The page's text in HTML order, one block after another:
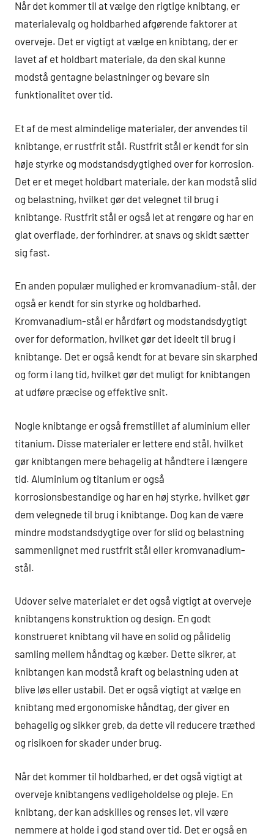
Når det kommer til at vælge den rigtige knibtang, er
materialevalg og holdbarhed afgørende faktorer at
overveje. Det er vigtigt at vælge en knibtang, der er
lavet af et holdbart materiale, da den skal kunne
modstå gentagne belastninger og bevare sin
funktionalitet over tid.
Et af de mest almindelige materialer, der anvendes til
knibtange, er rustfrit stål. Rustfrit stål er kendt for sin
høje styrke og modstandsdygtighed over for korrosion.
Det er et meget holdbart materiale, der kan modstå slid
og belastning, hvilket gør det velegnet til brug i
knibtange. Rustfrit stål er også let at rengøre og har en
glat overflade, der forhindrer, at snavs og skidt sætter
sig fast.
En anden populær mulighed er kromvanadium-stål, der
også er kendt for sin styrke og holdbarhed.
Kromvanadium-stål er hårdført og modstandsdygtigt
over for deformation, hvilket gør det ideelt til brug i
knibtange. Det er også kendt for at bevare sin skarphed
og form i lang tid, hvilket gør det muligt for knibtangen
at udføre præcise og effektive snit.
Nogle knibtange er også fremstillet af aluminium eller
titanium. Disse materialer er lettere end stål, hvilket
gør knibtangen mere behagelig at håndtere i længere
tid. Aluminium og titanium er også
korrosionsbestandige og har en høj styrke, hvilket gør
dem velegnede til brug i knibtange. Dog kan de være
mindre modstandsdygtige over for slid og belastning
sammenlignet med rustfrit stål eller kromvanadium-
stål.
Udover selve materialet er det også vigtigt at overveje
knibtangens konstruktion og design. En godt
konstrueret knibtang vil have en solid og pålidelig
samling mellem håndtag og kæber. Dette sikrer, at
knibtangen kan modstå kraft og belastning uden at
blive løs eller ustabil. Det er også vigtigt at vælge en
knibtang med ergonomiske håndtag, der giver en
behagelig og sikker greb, da dette vil reducere træthed
og risikoen for skader under brug.
Når det kommer til holdbarhed, er det også vigtigt at
overveje knibtangens vedligeholdelse og pleje. En
knibtang, der kan adskilles og renses let, vil være
nemmere at holde i god stand over tid. Det er også en